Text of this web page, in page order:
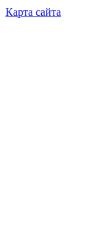
Карта сайта